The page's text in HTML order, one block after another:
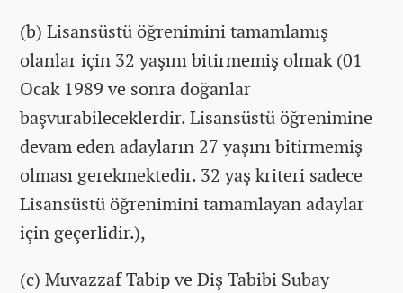
(b) Lisansüstü öğrenimini tamamlamış
olanlar için 32 yaşını bitirmemiş olmak (01
Ocak 1989 ve sonra doğanlar
başvurabileceklerdir. Lisansüstü öğrenimine
devam eden adayların 27 yaşını bitirmemiş
olması gerekmektedir. 32 yaş kriteri sadece
Lisansüstü öğrenimini tamamlayan adaylar
için geçerlidir.),
(c) Muvazzaf Tabip ve Diş Tabibi Subay